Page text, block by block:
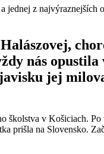
z najvýraznejších
nás
jej
školstva v Košiciach.
prišla na Slovensko.